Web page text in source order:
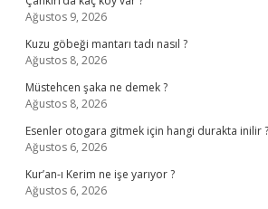
Ağustos 9, 2026
Kuzu göbeği mantarı tadı nasıl ?
Ağustos 8, 2026
Müstehcen şaka ne demek ?
Ağustos 8, 2026
Esenler otogara gitmek için hangi durakta inilir ?
Ağustos 6, 2026
Kur’an-ı Kerim ne işe yarıyor ?
Ağustos 6, 2026